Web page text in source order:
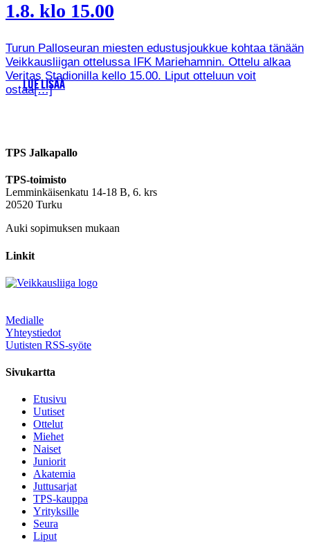
1.8. klo 15.00
Turun Palloseuran miesten edustusjoukkue kohtaa tänään
Veikkausliigan ottelussa IFK Mariehamnin. Ottelu alkaa
Veritas Stadionilla kello 15.00. Liput otteluun voit
ostaa[…]
LUE LISÄÄ
TPS Jalkapallo
TPS-toimisto
Lemminkäisenkatu 14-18 B, 6. krs
20520 Turku
Auki sopimuksen mukaan
Linkit
Medialle
Yhteystiedot
Uutisten RSS-syöte
Sivukartta
Etusivu
Uutiset
Ottelut
Miehet
Naiset
Juniorit
Akatemia
Juttusarjat
TPS-kauppa
Yrityksille
Seura
Liput